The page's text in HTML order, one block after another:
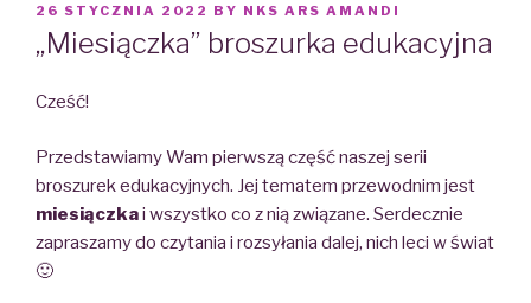
POSTED
ON
26 STYCZNIA 2022 BY NKS ARS AMANDI
„Miesiączka” broszurka edukacyjna
Cześć!
Przedstawiamy Wam pierwszą część naszej serii
broszurek edukacyjnych. Jej tematem przewodnim jest
miesiączkai wszystko co z nią związane. Serdecznie
zapraszamy do czytania i rozsyłania dalej, nich leci w świat
🙂